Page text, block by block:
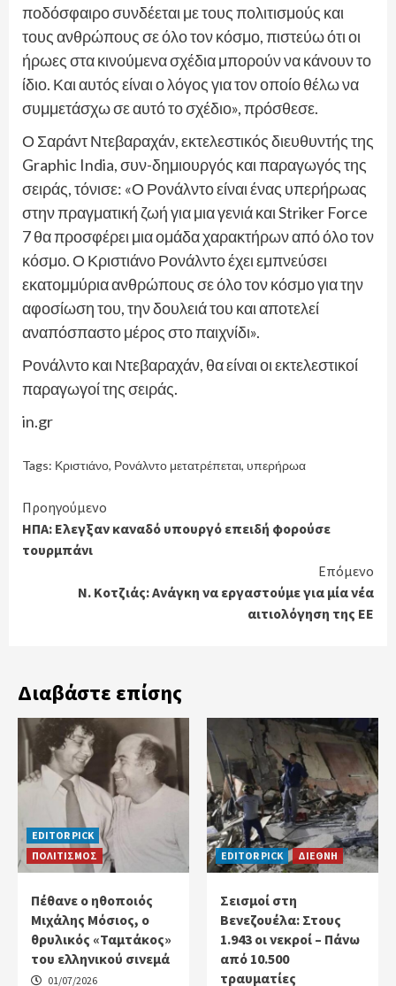
ποδόσφαιρο συνδέεται με τους πολιτισμούς και
τους ανθρώπους σε όλο τον κόσμο, πιστεύω ότι οι
ήρωες στα κινούμενα σχέδια μπορούν να κάνουν το
ίδιο. Και αυτός είναι ο λόγος για τον οποίο θέλω να
συμμετάσχω σε αυτό το σχέδιο», πρόσθεσε.
Ο Σαράντ Ντεβαραχάν, εκτελεστικός διευθυντής της
Graphic India, συν-δημιουργός και παραγωγός της
σειράς, τόνισε: «Ο Ρονάλντο είναι ένας υπερήρωας
στην πραγματική ζωή για μια γενιά και Striker Force
7 θα προσφέρει μια ομάδα χαρακτήρων από όλο τον
κόσμο. Ο Κριστιάνο Ρονάλντο έχει εμπνεύσει
εκατομμύρια ανθρώπους σε όλο τον κόσμο για την
αφοσίωση του, την δουλειά του και αποτελεί
αναπόσπαστο μέρος στο παιχνίδι».
Ρονάλντο και Ντεβαραχάν, θα είναι οι εκτελεστικοί
παραγωγοί της σειράς.
in.gr
Tags: Κριστιάνο, Ρονάλντο μετατρέπεται, υπερήρωα
Continue
Reading
Προηγούμενο
ΗΠΑ: Ελεγξαν καναδό υπουργό επειδή φορούσε
τουρμπάνι
Επόμενο
Ν. Κοτζιάς: Ανάγκη να εργαστούμε για μία νέα
αιτιολόγηση της ΕΕ
Διαβάστε επίσης
EDITOR PICK
ΠΟΛΙΤΙΣΜΟΣ
Πέθανε ο ηθοποιός
Μιχάλης Μόσιος, ο
θρυλικός «Ταμτάκος»
του ελληνικού σινεμά
01/07/2026
EDITOR PICK ΔΙΕΘΝΗ
Σεισμοί στη
Βενεζουέλα: Στους
1.943 οι νεκροί – Πάνω
από 10.500
τραυματίες